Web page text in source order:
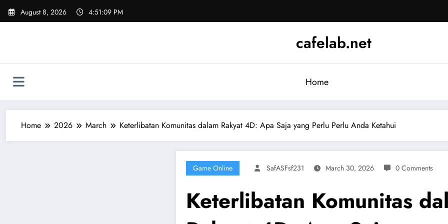
Skip
August 8, 2026 4:51:10 PM
cafelab.net
Home
Home 2026 March Keterlibatan Komunitas dalam Rakyat 4D: Apa Saja yang Perlu Perlu Anda Ketahui
Game Online SafASFsf231 March 30, 2026 0 Comments
Keterlibatan Komunitas